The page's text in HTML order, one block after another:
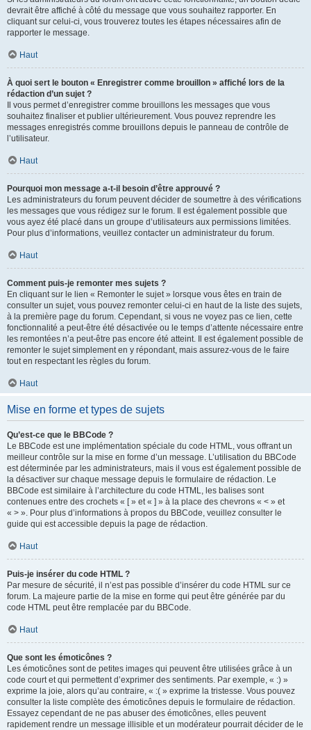
devrait être affiché à côté du message que vous souhaitez rapporter. En
cliquant sur celui-ci, vous trouverez toutes les étapes nécessaires afin de
rapporter le message.
Haut
À quoi sert le bouton « Enregistrer comme brouillon » affiché lors de la
rédaction d’un sujet ?
Il vous permet d’enregistrer comme brouillons les messages que vous
souhaitez finaliser et publier ultérieurement. Vous pouvez reprendre les
messages enregistrés comme brouillons depuis le panneau de contrôle de
l’utilisateur.
Haut
Pourquoi mon message a-t-il besoin d’être approuvé ?
Les administrateurs du forum peuvent décider de soumettre à des vérifications
les messages que vous rédigez sur le forum. Il est également possible que
vous ayez été placé dans un groupe d’utilisateurs aux permissions limitées.
Pour plus d’informations, veuillez contacter un administrateur du forum.
Haut
Comment puis-je remonter mes sujets ?
En cliquant sur le lien « Remonter le sujet » lorsque vous êtes en train de
consulter un sujet, vous pouvez remonter celui-ci en haut de la liste des sujets,
à la première page du forum. Cependant, si vous ne voyez pas ce lien, cette
fonctionnalité a peut-être été désactivée ou le temps d’attente nécessaire entre
les remontées n’a peut-être pas encore été atteint. Il est également possible de
remonter le sujet simplement en y répondant, mais assurez-vous de le faire
tout en respectant les règles du forum.
Haut
Mise en forme et types de sujets
Qu’est-ce que le BBCode ?
Le BBCode est une implémentation spéciale du code HTML, vous offrant un
meilleur contrôle sur la mise en forme d’un message. L’utilisation du BBCode
est déterminée par les administrateurs, mais il vous est également possible de
la désactiver sur chaque message depuis le formulaire de rédaction. Le
BBCode est similaire à l’architecture du code HTML, les balises sont
contenues entre des crochets « [ » et « ] » à la place des chevrons « < » et
« > ». Pour plus d’informations à propos du BBCode, veuillez consulter le
guide qui est accessible depuis la page de rédaction.
Haut
Puis-je insérer du code HTML ?
Par mesure de sécurité, il n’est pas possible d’insérer du code HTML sur ce
forum. La majeure partie de la mise en forme qui peut être générée par du
code HTML peut être remplacée par du BBCode.
Haut
Que sont les émoticônes ?
Les émoticônes sont de petites images qui peuvent être utilisées grâce à un
code court et qui permettent d’exprimer des sentiments. Par exemple, « :) »
exprime la joie, alors qu’au contraire, « :( » exprime la tristesse. Vous pouvez
consulter la liste complète des émoticônes depuis le formulaire de rédaction.
Essayez cependant de ne pas abuser des émoticônes, elles peuvent
rapidement rendre un message illisible et un modérateur pourrait décider de le